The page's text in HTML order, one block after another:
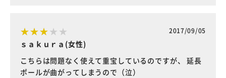
2017/09/05
ｓａｋｕｒａ(女性)
こちらは問題なく使えて重宝しているのですが、 延長
ポールが曲がってしまうので（泣）